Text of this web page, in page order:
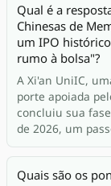
Qual é a
Chinesas de
um IPO
rumo à bolsa"?
A Xi'an UniIC,
porte apoiada
concluiu sua
de 2026, um
Quais são os